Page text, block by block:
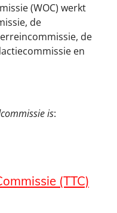
(WOC) werkt
de
de
en
is:
(TTC)